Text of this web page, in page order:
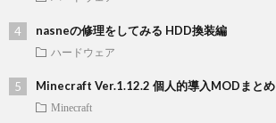
nasneの修理をしてみる HDD換装編
ハードウェア
Minecraft Ver.1.12.2 個人的導入MODまとめ
Minecraft